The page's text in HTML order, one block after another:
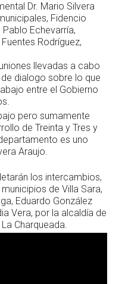
Dr. Mario Silvera
Fidencio
Echevarría,
Rodríguez,
llevadas a cabo
dialogo sobre lo que
entre el Gobierno
pero sumamente
de Treinta y Tres y
es uno
Araujo.
los intercambios,
de Villa Sara,
Eduardo González
Vera, por la alcaldía de
Charqueada.